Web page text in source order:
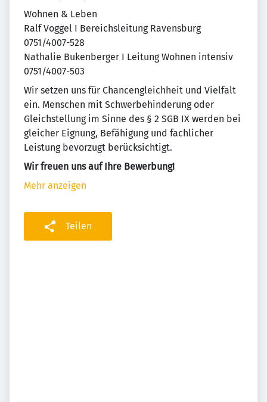
Wohnen & Leben
Ralf Voggel I Bereichsleitung Ravensburg
0751/4007-528
Nathalie Bukenberger I Leitung Wohnen intensiv
0751/4007-503
Wir setzen uns für Chancengleichheit und Vielfalt
ein. Menschen mit Schwerbehinderung oder
Gleichstellung im Sinne des § 2 SGB IX werden bei
gleicher Eignung, Befähigung und fachlicher
Leistung bevorzugt berücksichtigt.
Wir freuen uns auf Ihre Bewerbung!
Mehr anzeigen
Teilen